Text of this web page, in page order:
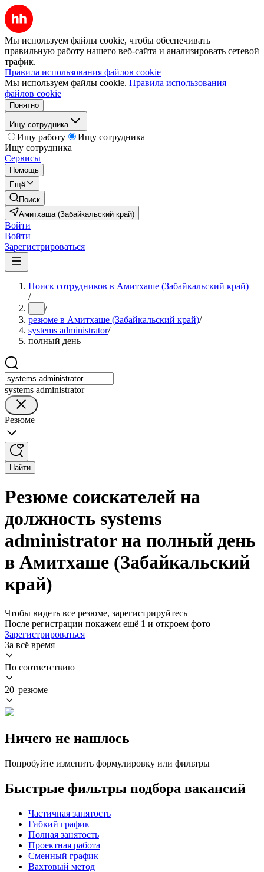
Мы используем файлы cookie, чтобы обеспечивать
правильную работу нашего веб-сайта и анализировать сетевой
трафик.
Правила использования файлов cookie
Мы используем файлы cookie. Правила использования
файлов cookie
Понятно
Ищу сотрудника
Ищу работу
Ищу сотрудника
Ищу сотрудника
Сервисы
Помощь
Ещё
Поиск
Амитхаша (Забайкальский край)
Войти
Войти
Зарегистрироваться
Поиск сотрудников в Амитхаше (Забайкальский край)
/
... /
резюме в Амитхаше (Забайкальский край)/
systems administrator/
полный день
systems administrator
Резюме
Найти
Резюме соискателей на
должность systems
administrator на полный день
в Амитхаше (Забайкальский
край)
Чтобы видеть все резюме, зарегистрируйтесь
После регистрации покажем ещё 1 и откроем фото
Зарегистрироваться
За всё время
По соответствию
20 резюме
Ничего не нашлось
Попробуйте изменить формулировку или фильтры
Быстрые фильтры подбора вакансий
Частичная занятость
Гибкий график
Полная занятость
Проектная работа
Сменный график
Вахтовый метод